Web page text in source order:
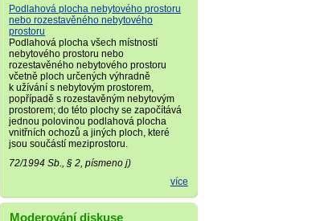
Podlahová plocha nebytového prostoru
nebo rozestavěného nebytového
prostoru
Podlahová plocha všech místností
nebytového prostoru nebo
rozestavěného nebytového prostoru
včetně ploch určených výhradně
k užívání s nebytovým prostorem,
popřípadě s rozestavěným nebytovým
prostorem; do této plochy se započítává
jednou polovinou podlahová plocha
vnitřních ochozů a jiných ploch, které
jsou součástí meziprostoru.
72/1994 Sb., § 2, písmeno j)
více
Moderování diskuse